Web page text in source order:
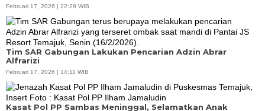
Februari 17, 2026 | 22:29 WIB
Tim SAR Gabungan Lakukan Pencarian Adzin Abrar
Alfrarizi
Februari 17, 2026 | 14:11 WIB
Kasat Pol PP Sambas Meninggal, Selamatkan Anak